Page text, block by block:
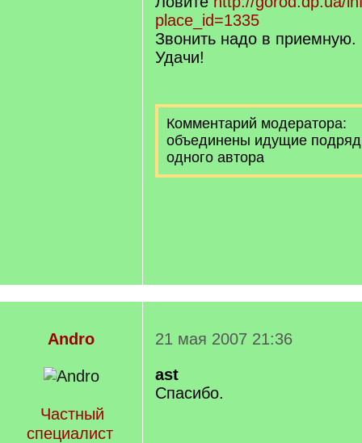
place_id=1335
Звонить надо в приемную.
Удачи!
Комментарий модератора:
объединены идущие
одного автора
Andro
Частный
специалист
21 мая 2007 21:36
ast
Спасибо.